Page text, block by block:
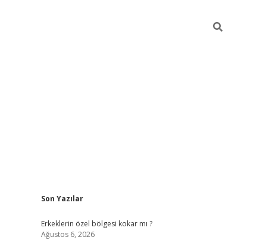
Sidebar
Son Yazılar
Erkeklerin özel bölgesi kokar mı ?
Ağustos 6, 2026